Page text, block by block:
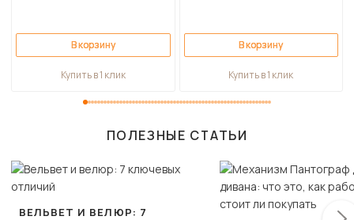
В корзину
Купить в 1 клик
В корзину
Купить в 1 клик
ПОЛЕЗНЫЕ СТАТЬИ
ВЕЛЬВЕТ И ВЕЛЮР: 7